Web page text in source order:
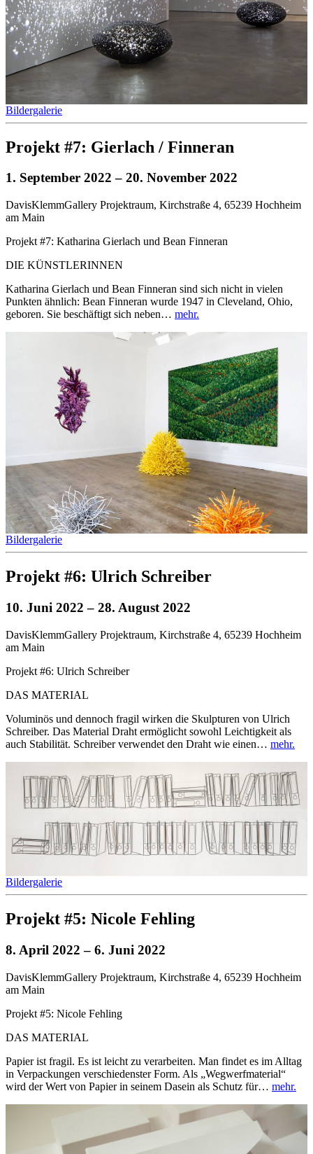
Bildergalerie
Projekt #7: Gierlach / Finneran
1. September 2022 – 20. November 2022
DavisKlemmGallery Projektraum, Kirchstraße 4, 65239 Hochheim
am Main
Projekt #7: Katharina Gierlach und Bean Finneran
DIE KÜNSTLERINNEN
Katharina Gierlach und Bean Finneran sind sich nicht in vielen
Punkten ähnlich: Bean Finneran wurde 1947 in Cleveland, Ohio,
geboren. Sie beschäftigt sich neben… mehr.
Bildergalerie
Projekt #6: Ulrich Schreiber
10. Juni 2022 – 28. August 2022
DavisKlemmGallery Projektraum, Kirchstraße 4, 65239 Hochheim
am Main
Projekt #6: Ulrich Schreiber
DAS MATERIAL
Voluminös und dennoch fragil wirken die Skulpturen von Ulrich
Schreiber. Das Material Draht ermöglicht sowohl Leichtigkeit als
auch Stabilität. Schreiber verwendet den Draht wie einen… mehr.
Bildergalerie
Projekt #5: Nicole Fehling
8. April 2022 – 6. Juni 2022
DavisKlemmGallery Projektraum, Kirchstraße 4, 65239 Hochheim
am Main
Projekt #5: Nicole Fehling
DAS MATERIAL
Papier ist fragil. Es ist leicht zu verarbeiten. Man findet es im Alltag
in Verpackungen verschiedenster Form. Als „Wegwerfmaterial“
wird der Wert von Papier in seinem Dasein als Schutz für… mehr.